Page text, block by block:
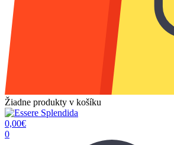
Žiadne produkty v košíku
0,00€
0